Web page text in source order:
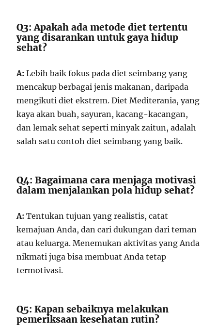
Q3: Apakah ada metode diet tertentu
yang disarankan untuk gaya hidup
sehat?
A: Lebih baik fokus pada diet seimbang yang
mencakup berbagai jenis makanan, daripada
mengikuti diet ekstrem. Diet Mediterania, yang
kaya akan buah, sayuran, kacang-kacangan,
dan lemak sehat seperti minyak zaitun, adalah
salah satu contoh diet seimbang yang baik.
Q4: Bagaimana cara menjaga motivasi
dalam menjalankan pola hidup sehat?
A: Tentukan tujuan yang realistis, catat
kemajuan Anda, dan cari dukungan dari teman
atau keluarga. Menemukan aktivitas yang Anda
nikmati juga bisa membuat Anda tetap
termotivasi.
Q5: Kapan sebaiknya melakukan
pemeriksaan kesehatan rutin?